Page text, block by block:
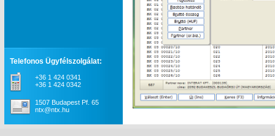
Telefonos Ügyfélszolgálat:
+36 1 424 0341
+36 1 424 0342
1507 Budapest Pf. 65
ntx@ntx.hu